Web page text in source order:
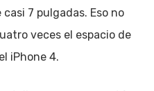
7 pulgadas. Eso no
veces el espacio de
iPhone 4.